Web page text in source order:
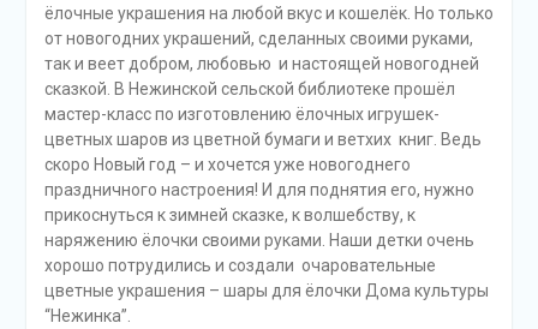
ёлочные украшения на любой вкус и кошелёк. Но только
от новогодних украшений, сделанных своими руками,
так и веет добром, любовью и настоящей новогодней
сказкой. В Нежинской сельской библиотеке прошёл
мастер-класс по изготовлению ёлочных игрушек-
цветных шаров из цветной бумаги и ветхих книг. Ведь
скоро Новый год – и хочется уже новогоднего
праздничного настроения! И для поднятия его, нужно
прикоснуться к зимней сказке, к волшебству, к
наряжению ёлочки своими руками. Наши детки очень
хорошо потрудились и создали очаровательные
цветные украшения – шары для ёлочки Дома культуры
“Нежинка”.